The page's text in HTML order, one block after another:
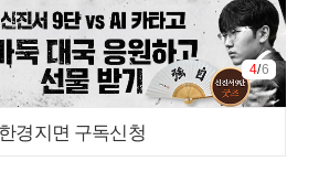
4/6
한경지면 구독신청